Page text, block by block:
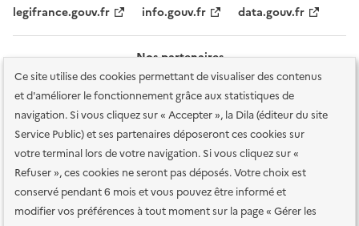
Ce site utilise des cookies permettant de visualiser des contenus
et d'améliorer le fonctionnement grâce aux statistiques de
navigation. Si vous cliquez sur « Accepter », la Dila (éditeur du site
Service Public) et ses partenaires déposeront ces cookies sur
votre terminal lors de votre navigation. Si vous cliquez sur «
Refuser », ces cookies ne seront pas déposés. Votre choix est
conservé pendant 6 mois et vous pouvez être informé et
modifier vos préférences à tout moment sur la page « Gérer les
legifrance.gouv.fr info.gouv.fr data.gouv.fr
Nos partenaires
Plan du site Accessibilité : totalement conforme
Accessibilité des
services en ligne Mentions légales Données personnelles et sécurité
Conditions générales d'utilisation Gestion des cookies